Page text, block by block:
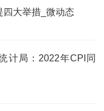
四大举措_微动态
计局：2022年CPI同